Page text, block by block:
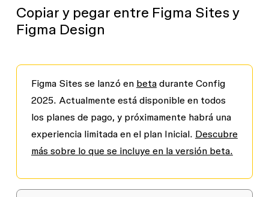
Copiar y pegar entre Figma Sites y
Figma Design
Figma Sites se lanzó en betadurante Config
2025. Actualmente está disponible en todos
los planes de pago, y próximamente habrá una
experiencia limitada en el plan Inicial. Descubre
más sobre lo que se incluye en la versión beta.